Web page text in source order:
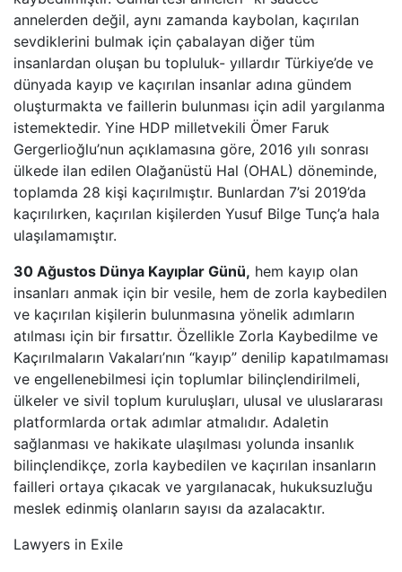
annelerden değil, aynı zamanda kaybolan, kaçırılan
sevdiklerini bulmak için çabalayan diğer tüm
insanlardan oluşan bu topluluk- yıllardır Türkiye’de ve
dünyada kayıp ve kaçırılan insanlar adına gündem
oluşturmakta ve faillerin bulunması için adil yargılanma
istemektedir. Yine HDP milletvekili Ömer Faruk
Gergerlioğlu’nun açıklamasına göre, 2016 yılı sonrası
ülkede ilan edilen Olağanüstü Hal (OHAL) döneminde,
toplamda 28 kişi kaçırılmıştır. Bunlardan 7’si 2019’da
kaçırılırken, kaçırılan kişilerden Yusuf Bilge Tunç’a hala
ulaşılamamıştır.
30 Ağustos Dünya Kayıplar Günü, hem kayıp olan
insanları anmak için bir vesile, hem de zorla kaybedilen
ve kaçırılan kişilerin bulunmasına yönelik adımların
atılması için bir fırsattır. Özellikle Zorla Kaybedilme ve
Kaçırılmaların Vakaları’nın “kayıp” denilip kapatılmaması
ve engellenebilmesi için toplumlar bilinçlendirilmeli,
ülkeler ve sivil toplum kuruluşları, ulusal ve uluslararası
platformlarda ortak adımlar atmalıdır. Adaletin
sağlanması ve hakikate ulaşılması yolunda insanlık
bilinçlendikçe, zorla kaybedilen ve kaçırılan insanların
failleri ortaya çıkacak ve yargılanacak, hukuksuzluğu
meslek edinmiş olanların sayısı da azalacaktır.
Lawyers in Exile